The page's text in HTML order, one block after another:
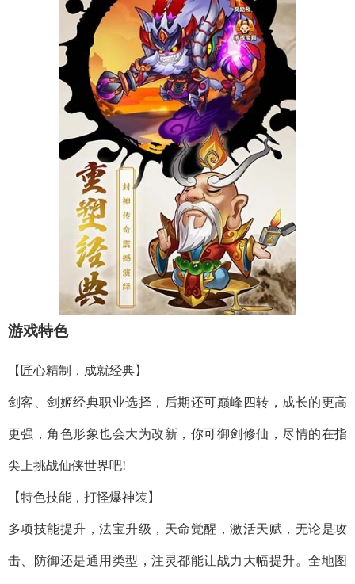
游戏特色
【匠心精制，成就经典】
剑客、剑姬经典职业选择，后期还可巅峰四转，成长的更高
更强，角色形象也会大为改新，你可御剑修仙，尽情的在指
尖上挑战仙侠世界吧!
【特色技能，打怪爆神装】
多项技能提升，法宝升级，天命觉醒，激活天赋，无论是攻
击、防御还是通用类型，注灵都能让战力大幅提升。全地图